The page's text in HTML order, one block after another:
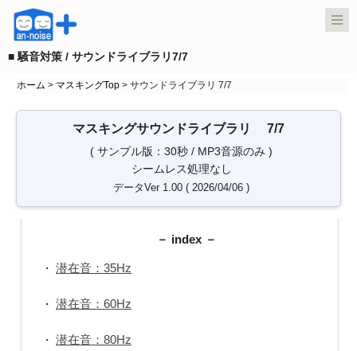
■ 騒音対策 / サウンドライブラリ7/7
ホーム > マスキングTop > サウンドライブラリ 7/7
マスキングサウンドライブラリ 7/7
( サンプル版：30秒 / MP3音源のみ )
シームレス処理なし
データVer 1.00 ( 2026/04/06 )
－ index －
・ 潜在音：35Hz
・ 潜在音：60Hz
・ 潜在音：80Hz